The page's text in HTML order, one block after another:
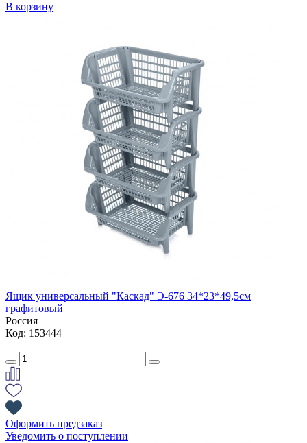
В корзину
Ящик универсальный "Каскад" Э-676 34*23*49,5см
графитовый
Россия
Код: 153444
Оформить предзаказ
Уведомить о поступлении